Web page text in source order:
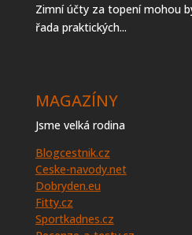
Zimní účty za topení mohou
řada praktických...
MAGAZÍNY
Jsme velká rodina
Blogcestnik.cz
Ceske-navody.net
Dobryden.eu
Fitty.cz
Sportkadnes.cz